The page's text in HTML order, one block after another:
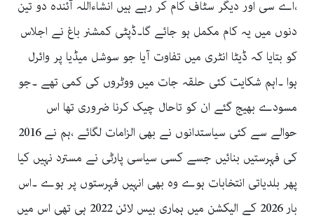
،اے سی اور دیگر سٹاف کام کر رہے ہیں انشاءاللہ آئندہ دو تین
دنوں میں یہ کام مکمل ہو جائے گا۔ڈپٹی کمشنر باغ نے اجلاس
کو بتایا کہ ڈیٹا انٹری میں تفاوت آیا جو سوشل میڈیا پر وائرل
ہوا ۔اہم شکایت کئی حلقہ جات میں ووٹروں کی کمی تھے ۔جو
مسودے بھیج گئے ان کو تاحال چیک کرنا ضروری تھا اس
حوالے سے کئی سیاستدانوں نے بھی الزامات لگائے ،ہم نے 2016
کی فہرستیں بنائیں جسے کسی سیاسی پارٹی نے مسترد نہیں کیا
پھر بلدیاتی انتخابات ہوے وہ بھی انہیں فہرستوں پر ہوے ۔اس
بار 2026 کے الیکشن میں ہماری بیس لائن 2022 ہی تھی اس میں